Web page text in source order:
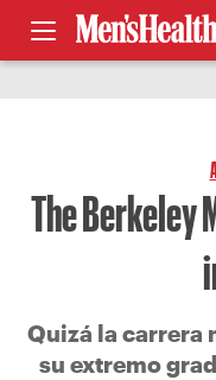
The Berkeley
Quizá la carrera
su extremo